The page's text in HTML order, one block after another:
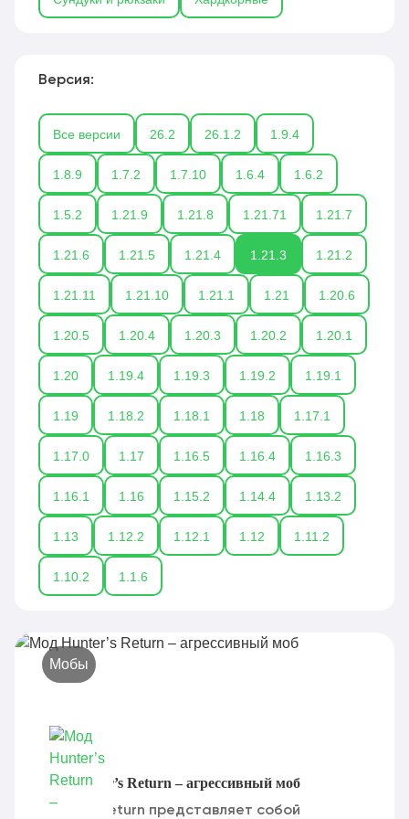
Версия:
Все версии 26.2 26.1.2 1.9.4
1.8.9 1.7.2 1.7.10 1.6.4 1.6.2
1.5.2 1.21.9 1.21.8 1.21.71 1.21.7
1.21.6 1.21.5 1.21.4 1.21.3 1.21.2
1.21.11 1.21.10 1.21.1 1.21 1.20.6
1.20.5 1.20.4 1.20.3 1.20.2 1.20.1
1.20 1.19.4 1.19.3 1.19.2 1.19.1
1.19 1.18.2 1.18.1 1.18 1.17.1
1.17.0 1.17 1.16.5 1.16.4 1.16.3
1.16.1 1.16 1.15.2 1.14.4 1.13.2
1.13 1.12.2 1.12.1 1.12 1.11.2
1.10.2 1.1.6
Мобы
Мод Hunter’s Return – агрессивный моб
Hunter's Return представляет собой